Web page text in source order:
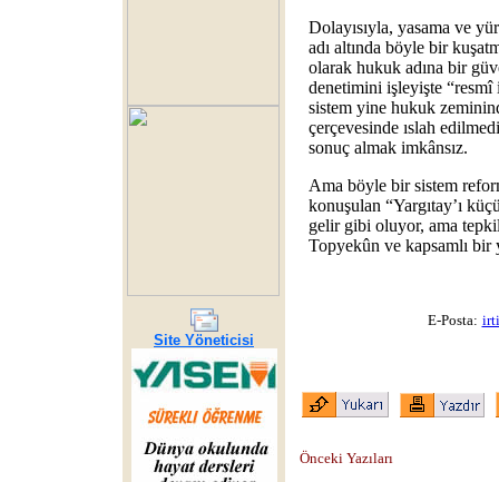
Site Yöneticisi
Dolayısıyla, yasama ve
adı altında böyle bir
olarak hukuk adına bir
denetimini işleyişte “resmî
sistem yine hukuk
çerçevesinde ıslah
sonuç almak imkânsız.
Ama böyle bir sistem
konuşulan “Yargıtay’ı
gelir gibi oluyor, ama
Topyekûn ve kapsamlı bir
E-Posta:
Önceki Yazıları